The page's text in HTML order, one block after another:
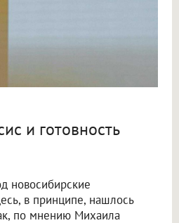
и готовность
новосибирские
в принципе, нашлось
по мнению Михаила